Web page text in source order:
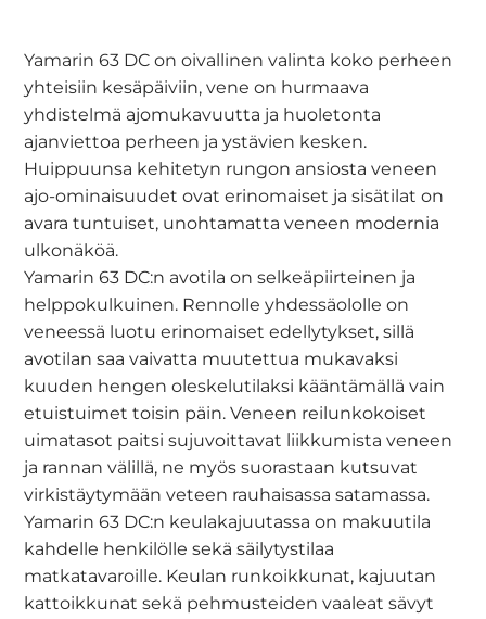
Yamarin 63 DC on oivallinen valinta koko perheen
yhteisiin kesäpäiviin, vene on hurmaava
yhdistelmä ajomukavuutta ja huoletonta
ajanviettoa perheen ja ystävien kesken.
Huippuunsa kehitetyn rungon ansiosta veneen
ajo-ominaisuudet ovat erinomaiset ja sisätilat on
avara tuntuiset, unohtamatta veneen modernia
ulkonäköä.
Yamarin 63 DC:n avotila on selkeäpiirteinen ja
helppokulkuinen. Rennolle yhdessäololle on
veneessä luotu erinomaiset edellytykset, sillä
avotilan saa vaivatta muutettua mukavaksi
kuuden hengen oleskelutilaksi kääntämällä vain
etuistuimet toisin päin. Veneen reilunkokoiset
uimatasot paitsi sujuvoittavat liikkumista veneen
ja rannan välillä, ne myös suorastaan kutsuvat
virkistäytymään veteen rauhaisassa satamassa.
Yamarin 63 DC:n keulakajuutassa on makuutila
kahdelle henkilölle sekä säilytystilaa
matkatavaroille. Keulan runkoikkunat, kajuutan
kattoikkunat sekä pehmusteiden vaaleat sävyt